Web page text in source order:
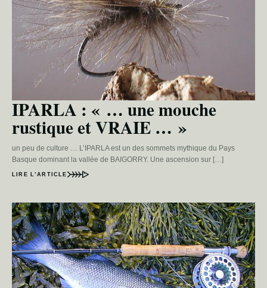
IPARLA : « … une mouche
rustique et VRAIE … »
un peu de culture … L’IPARLA est un des sommets mythique du Pays
Basque dominant la vallée de BAIGORRY. Une ascension sur […]
LIRE L’ARTICLE